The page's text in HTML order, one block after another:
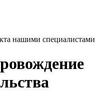
нашими специалистами